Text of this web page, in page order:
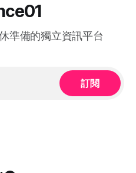
因（在職培訓津貼），以抵銷
準備的獨立資訊平台
訂閱